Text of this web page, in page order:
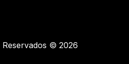
© 2026